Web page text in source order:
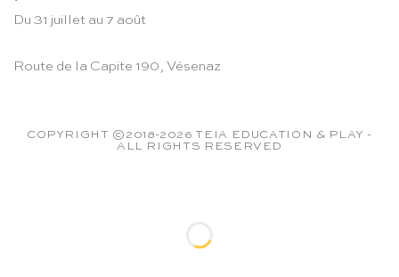
Du 31 juillet au 7 août
Route de la Capite 190, Vésenaz
COPYRIGHT ©2018-2026 TEIA EDUCATION & PLAY -
ALL RIGHTS RESERVED